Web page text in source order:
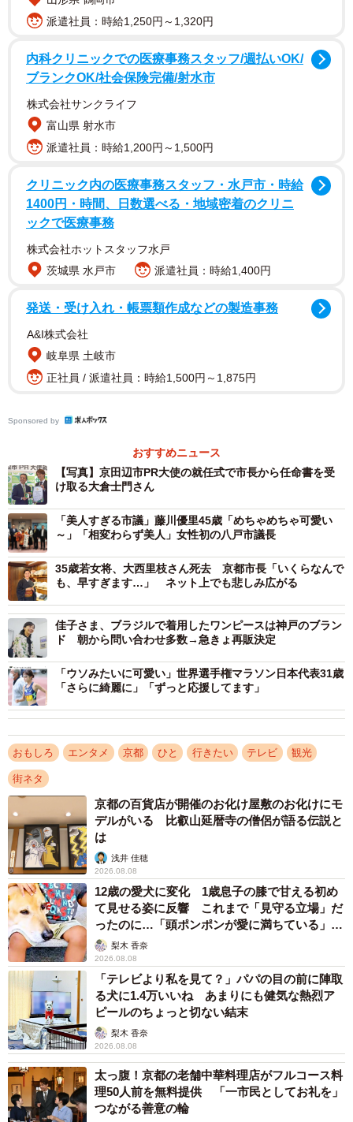
市）を卒業。上京して読者モデルから活躍の場を広げた。
極的に参加。「タナクロフェスタ」や田辺署の一日署長、
「いす－1GP（グランプリ）」などで会場を盛り上げた。
2022年、「みちょぱ」の愛称で親しまれる池田美優さん
（27）との結婚を発表した。
2/2
昨年４月に開かれた京田辺市ＰＲ大使の就任式で、上村崇市長（左）か
ら任命書を受け取る大倉士門さん＝同市興戸・京田辺クロスパーク
交流サイト（SNS）やテレビ番組で発信するだけでな
く、地元に足を運んで住民らと気さくに触れ合う大倉さん
の姿を形にしようと、市が等身大パネルを企画。職員が廃
材を活用して手作りした。高さ175センチで「PR大使就任1
周年」と記したたすきを掛けた。
市は「大倉さんは京田辺市の顔として世代を超えて親し
まれている。パネルと一緒に写真を撮り『＃京田辺市 PR
大使』を添えてSNSなどでシェアしてほしい」としてい
る。
派遣社員：時給1,250円～1,320円
内科クリニックでの医療事務スタッフ/週払いOK/
ブランクOK/社会保険完備/射水市
株式会社サンクライフ
富山県 射水市
派遣社員：時給1,200円～1,500円
クリニック内の医療事務スタッフ・水戸市・時給
1400円・時間、日数選べる・地域密着のクリニ
ックで医療事務
株式会社ホットスタッフ水戸
茨城県 水戸市
派遣社員：時給1,400円
発送・受け入れ・帳票類作成などの製造事務
A&I株式会社
岐阜県 土岐市
正社員 / 派遣社員：時給1,500円～1,875円
Sponsored by
おすすめニュース
【写真】京田辺市PR大使の就任式で市長から任命書を受
け取る大倉士門さん
「美人すぎる市議」藤川優里45歳「めちゃめちゃ可愛い
～」「相変わらず美人」女性初の八戸市議長
35歳若女将、大西里枝さん死去 京都市長「いくらなんで
も、早すぎます…」 ネット上でも悲しみ広がる
佳子さま、ブラジルで着用したワンピースは神戸のブラン
ド 朝から問い合わせ多数→急きょ再販決定
「ウソみたいに可愛い」世界選手権マラソン日本代表31歳
「さらに綺麗に」「ずっと応援してます」
おもしろ エンタメ 京都 ひと 行きたい テレビ 観光
街ネタ
京都の百貨店が開催のお化け屋敷のお化けにモ
デルがいる 比叡山延暦寺の僧侶が語る伝説と
は
浅井 佳穂
2026.08.08
12歳の愛犬に変化 1歳息子の膝で甘える初め
て見せる姿に反響 これまで「見守る立場」だ
ったのに…「頭ポンポンが愛に満ちている」
「尊…」
梨木 香奈
2026.08.08
「テレビより私を見て？」パパの目の前に陣取
る犬に1.4万いいね あまりにも健気な熱烈ア
ピールのちょっと切ない結末
梨木 香奈
2026.08.08
太っ腹！京都の老舗中華料理店がフルコース料
理50人前を無料提供 「一市民としてお礼を」
つながる善意の輪